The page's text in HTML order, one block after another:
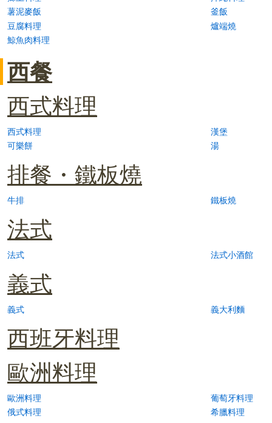
薯泥麥飯
釜飯
豆腐料理
爐端燒
鯨魚肉料理
西餐
西式料理
西式料理
漢堡
可樂餅
湯
排餐・鐵板燒
牛排 鐵板燒
法式
法式 法式小酒館
義式
義式 義大利麵
西班牙料理
歐洲料理
歐洲料理
葡萄牙料理
俄式料理
希臘料理